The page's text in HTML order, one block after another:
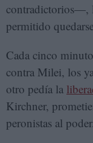
contradictorios—,
permitido
Cada cinco
contra Milei, los
otro pedía la
Kirchner,
peronistas al poder.